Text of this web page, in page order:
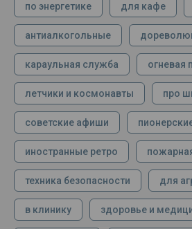
по энергетике для кафе
антиалкогольные
караульная служба огневая
летчики и космонавты про
советские афиши
иностранные ретро
техника безопасности для
в клинику здоровье и